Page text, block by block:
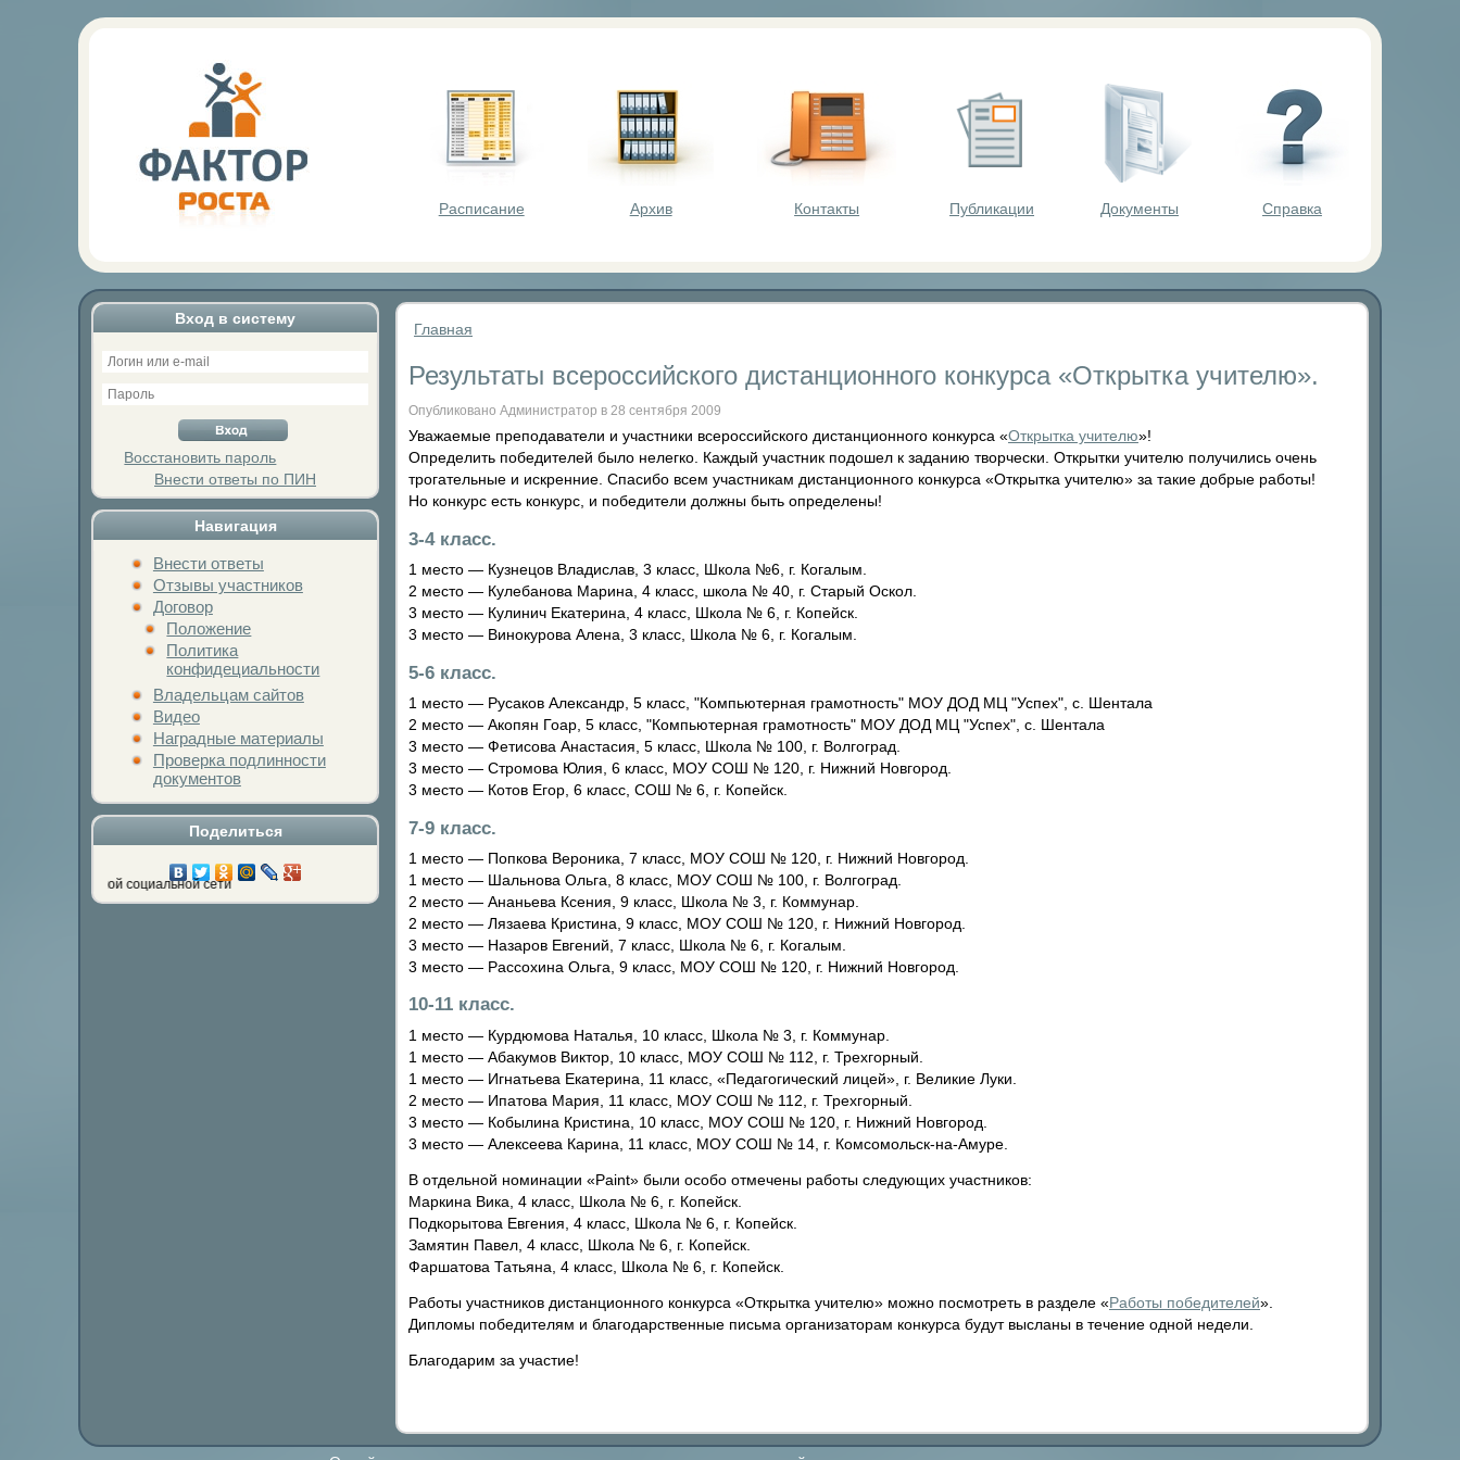
Расписание Архив Контакты Публикации Документы Справка
Вход в систему
Восстановить пароль
Внести ответы по ПИН
Навигация
Внести ответы
Отзывы участников
Договор
Положение
Политика
конфидециальности
Владельцам сайтов
Видео
Наградные материалы
Проверка подлинности
документов
Поделиться
любимой социальной сети
Главная
Результаты всероссийского дистанционного конкурса «Открытка учителю».
Опубликовано Администратор в 28 сентября 2009
Уважаемые преподаватели и участники всероссийского дистанционного конкурса «Открытка учителю»!
Определить победителей было нелегко. Каждый участник подошел к заданию творчески. Открытки учителю получились очень
трогательные и искренние. Спасибо всем участникам дистанционного конкурса «Открытка учителю» за такие добрые работы!
Но конкурс есть конкурс, и победители должны быть определены!
3-4 класс.
1 место — Кузнецов Владислав, 3 класс, Школа №6, г. Когалым.
2 место — Кулебанова Марина, 4 класс, школа № 40, г. Старый Оскол.
3 место — Кулинич Екатерина, 4 класс, Школа № 6, г. Копейск.
3 место — Винокурова Алена, 3 класс, Школа № 6, г. Когалым.
5-6 класс.
1 место — Русаков Александр, 5 класс, "Компьютерная грамотность" МОУ ДОД МЦ "Успех", с. Шентала
2 место — Акопян Гоар, 5 класс, "Компьютерная грамотность" МОУ ДОД МЦ "Успех", с. Шентала
3 место — Фетисова Анастасия, 5 класс, Школа № 100, г. Волгоград.
3 место — Стромова Юлия, 6 класс, МОУ СОШ № 120, г. Нижний Новгород.
3 место — Котов Егор, 6 класс, СОШ № 6, г. Копейск.
7-9 класс.
1 место — Попкова Вероника, 7 класс, МОУ СОШ № 120, г. Нижний Новгород.
1 место — Шальнова Ольга, 8 класс, МОУ СОШ № 100, г. Волгоград.
2 место — Ананьева Ксения, 9 класс, Школа № 3, г. Коммунар.
2 место — Лязаева Кристина, 9 класс, МОУ СОШ № 120, г. Нижний Новгород.
3 место — Назаров Евгений, 7 класс, Школа № 6, г. Когалым.
3 место — Рассохина Ольга, 9 класс, МОУ СОШ № 120, г. Нижний Новгород.
10-11 класс.
1 место — Курдюмова Наталья, 10 класс, Школа № 3, г. Коммунар.
1 место — Абакумов Виктор, 10 класс, МОУ СОШ № 112, г. Трехгорный.
1 место — Игнатьева Екатерина, 11 класс, «Педагогический лицей», г. Великие Луки.
2 место — Ипатова Мария, 11 класс, МОУ СОШ № 112, г. Трехгорный.
3 место — Кобылина Кристина, 10 класс, МОУ СОШ № 120, г. Нижний Новгород.
3 место — Алексеева Карина, 11 класс, МОУ СОШ № 14, г. Комсомольск-на-Амуре.
В отдельной номинации «Paint» были особо отмечены работы следующих участников:
Маркина Вика, 4 класс, Школа № 6, г. Копейск.
Подкорытова Евгения, 4 класс, Школа № 6, г. Копейск.
Замятин Павел, 4 класс, Школа № 6, г. Копейск.
Фаршатова Татьяна, 4 класс, Школа № 6, г. Копейск.
Работы участников дистанционного конкурса «Открытка учителю» можно посмотреть в разделе «Работы победителей».
Дипломы победителям и благодарственные письма организаторам конкурса будут высланы в течение одной недели.
Благодарим за участие!